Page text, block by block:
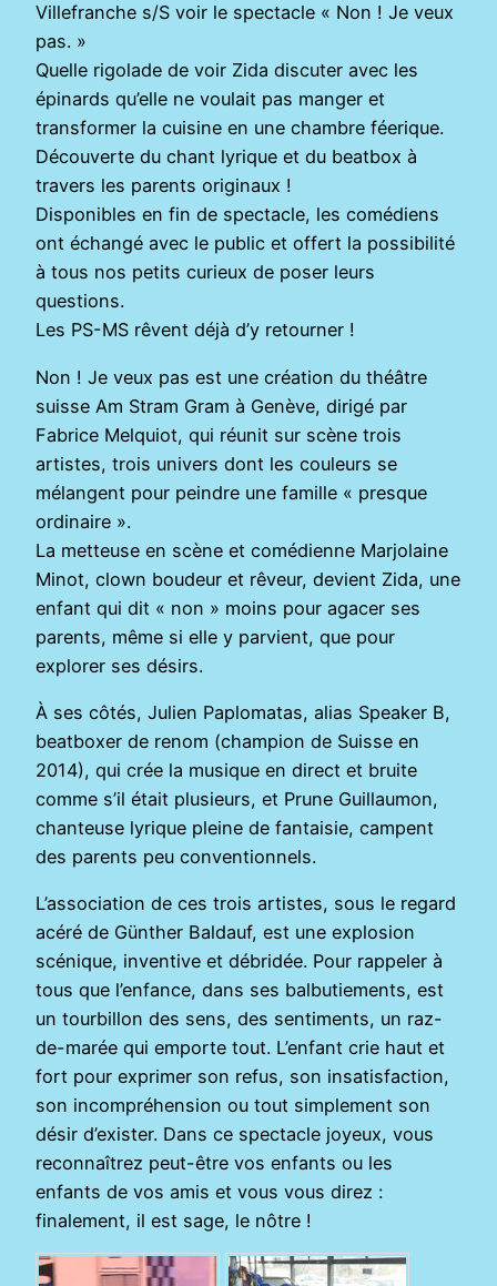
Villefranche s/S voir le spectacle « Non ! Je veux
pas. »
Quelle rigolade de voir Zida discuter avec les
épinards qu’elle ne voulait pas manger et
transformer la cuisine en une chambre féerique.
Découverte du chant lyrique et du beatbox à
travers les parents originaux !
Disponibles en fin de spectacle, les comédiens
ont échangé avec le public et offert la possibilité
à tous nos petits curieux de poser leurs
questions.
Les PS-MS rêvent déjà d’y retourner !
Non ! Je veux pas est une création du théâtre
suisse Am Stram Gram à Genève, dirigé par
Fabrice Melquiot, qui réunit sur scène trois
artistes, trois univers dont les couleurs se
mélangent pour peindre une famille « presque
ordinaire ».
La metteuse en scène et comédienne Marjolaine
Minot, clown boudeur et rêveur, devient Zida, une
enfant qui dit « non » moins pour agacer ses
parents, même si elle y parvient, que pour
explorer ses désirs.
À ses côtés, Julien Paplomatas, alias Speaker B,
beatboxer de renom (champion de Suisse en
2014), qui crée la musique en direct et bruite
comme s’il était plusieurs, et Prune Guillaumon,
chanteuse lyrique pleine de fantaisie, campent
des parents peu conventionnels.
L’association de ces trois artistes, sous le regard
acéré de Günther Baldauf, est une explosion
scénique, inventive et débridée. Pour rappeler à
tous que l’enfance, dans ses balbutiements, est
un tourbillon des sens, des sentiments, un raz-
de-marée qui emporte tout. L’enfant crie haut et
fort pour exprimer son refus, son insatisfaction,
son incompréhension ou tout simplement son
désir d’exister. Dans ce spectacle joyeux, vous
reconnaîtrez peut-être vos enfants ou les
enfants de vos amis et vous vous direz :
finalement, il est sage, le nôtre !